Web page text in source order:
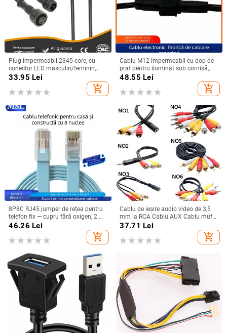
Plug impermeabil 2345-core, cu
conector LED masculin/feminin,
cablu negru pentru iluminat exterior
33.95 Lei
add_shopping_cart
Cablu M12 impermeabil cu dop de
praf pentru iluminat sub cornișă,
conector aviatic de 3 pini, masculin
și feminin, cablu de alimentare
personalizabil
48.55 Lei
add_shopping_cart
8P8C RJ45 jumper de rețea pentru
telefon fix — cupru fără oxigen, 2 m,
contacte placate cu aur
46.26 Lei
add_shopping_cart
Cablu de ieșire audio video de 3,5
mm la RCA Cablu AUX Cablu mufă
3RCA și Splitter 6RCA Cablu AV TV
37.71 Lei
add_shopping_cart